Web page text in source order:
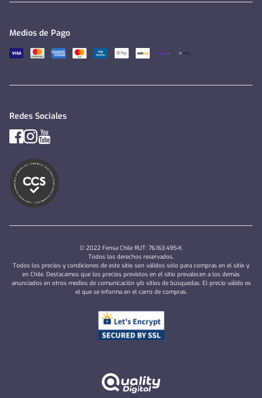
Medios de Pago
Redes Sociales
© 2022 Fensa Chile RUT: 76.163.495-K.
Todos los derechos reservados.
Todos los precios y condiciones de este sitio son válidos sólo para compras en el sitio y
en Chile. Destacamos que los precios previstos en el sitio prevalecen a los demás
anunciados en otros medios de comunicación y/o sitios de búsquedas. El precio válido es
el que se informa en el carro de compras.